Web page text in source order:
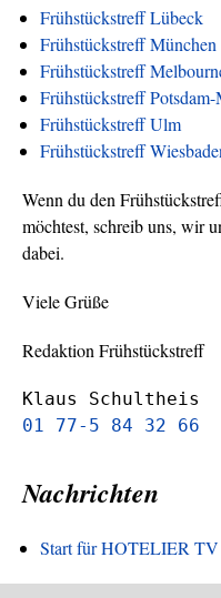
Frühstückstreff Lübeck
Frühstückstreff München
Frühstückstreff
Frühstückstreff
Frühstückstreff Ulm
Frühstückstreff
Wenn du den
möchtest, schreib uns, wir
dabei.
Viele Grüße
Redaktion Frühstückstreff
Klaus Schultheis
01 77-5 84 32 66
Nachrichten
Start für HOTELIER TV